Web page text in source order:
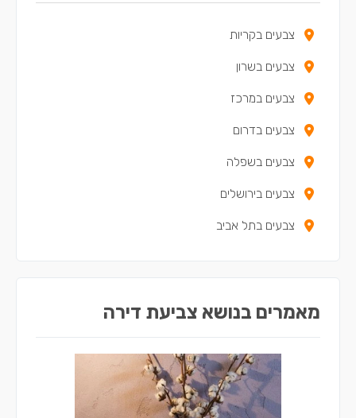
צבעים בקריות
צבעים בשרון
צבעים במרכז
צבעים בדרום
צבעים בשפלה
צבעים בירושלים
צבעים בתל אביב
מאמרים בנושא צביעת דירה